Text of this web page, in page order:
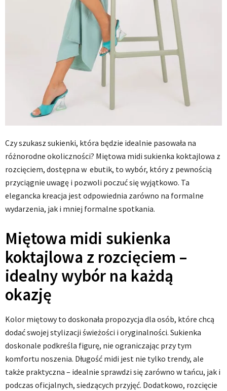
Czy szukasz sukienki, która będzie idealnie pasowała na
różnorodne okoliczności? Miętowa midi sukienka koktajlowa z
rozcięciem, dostępna w ebutik, to wybór, który z pewnością
przyciągnie uwagę i pozwoli poczuć się wyjątkowo. Ta
elegancka kreacja jest odpowiednia zarówno na formalne
wydarzenia, jak i mniej formalne spotkania.
Miętowa midi sukienka
koktajlowa z rozcięciem –
idealny wybór na każdą
okazję
Kolor miętowy to doskonała propozycja dla osób, które chcą
dodać swojej stylizacji świeżości i oryginalności. Sukienka
doskonale podkreśla figurę, nie ograniczając przy tym
komfortu noszenia. Długość midi jest nie tylko trendy, ale
także praktyczna – idealnie sprawdzi się zarówno w tańcu, jak i
podczas oficjalnych, siedzących przyjęć. Dodatkowo, rozcięcie